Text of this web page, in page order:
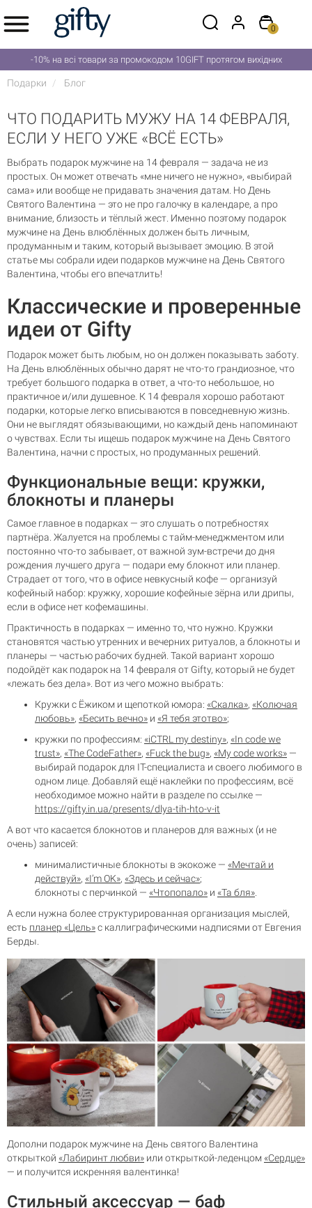
0
-10% на всі товари за промокодом 10GIFT протягом вихідних
Подарки Блог
ЧТО ПОДАРИТЬ МУЖУ НА 14 ФЕВРАЛЯ,
ЕСЛИ У НЕГО УЖЕ «ВСЁ ЕСТЬ»
Выбрать подарок мужчине на 14 февраля — задача не из
простых. Он может отвечать «мне ничего не нужно», «выбирай
сама» или вообще не придавать значения датам. Но День
Святого Валентина — это не про галочку в календаре, а про
внимание, близость и тёплый жест. Именно поэтому подарок
мужчине на День влюблённых должен быть личным,
продуманным и таким, который вызывает эмоцию. В этой
статье мы собрали идеи подарков мужчине на День Святого
Валентина, чтобы его впечатлить!
Классические и проверенные
идеи от Gifty
Подарок может быть любым, но он должен показывать заботу.
На День влюблённых обычно дарят не что-то грандиозное, что
требует большого подарка в ответ, а что-то небольшое, но
практичное и/или душевное. К 14 февраля хорошо работают
подарки, которые легко вписываются в повседневную жизнь.
Они не выглядят обязывающими, но каждый день напоминают
о чувствах. Если ты ищешь подарок мужчине на День Святого
Валентина, начни с простых, но продуманных решений.
Функциональные вещи: кружки,
блокноты и планеры
Самое главное в подарках — это слушать о потребностях
партнёра. Жалуется на проблемы с тайм-менеджментом или
постоянно что-то забывает, от важной зум-встречи до дня
рождения лучшего друга — подари ему блокнот или планер.
Страдает от того, что в офисе невкусный кофе — организуй
кофейный набор: кружку, хорошие кофейные зёрна или дрипы,
если в офисе нет кофемашины.
Практичность в подарках — именно то, что нужно. Кружки
становятся частью утренних и вечерних ритуалов, а блокноты и
планеры — частью рабочих будней. Такой вариант хорошо
подойдёт как подарок на 14 февраля от Gifty, который не будет
«лежать без дела». Вот из чего можно выбрать:
Кружки с Ёжиком и щепоткой юмора: «Скалка», «Колючая
любовь», «Бесить вечно» и «Я тебя этотво»;
кружки по профессиям: «iCTRL my destiny», «In code we
trust», «The CodeFather», «Fuck the bug», «My code works» —
выбирай подарок для IT-специалиста и своего любимого в
одном лице. Добавляй ещё наклейки по профессиям, всё
необходимое можно найти в разделе по ссылке —
https://gifty.in.ua/presents/dlya-tih-hto-v-it
А вот что касается блокнотов и планеров для важных (и не
очень) записей:
минималистичные блокноты в экокоже — «Мечтай и
действуй», «I’m OK», «Здесь и сейчас»;
блокноты с перчинкой — «Чтопопало» и «Та бля»
А если нужна более структурированная организация мыслей,
есть планер «Цель»с каллиграфическими надписями от Евгения
Берды.
Дополни подарок мужчине на День святого Валентина
открыткой «Лабиринт любви» или открыткой-леденцом «Сердце»
— и получится искренняя валентинка!
Стильный аксессуар — баф